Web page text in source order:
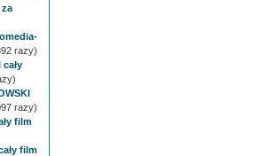
za
razy)
razy)
film
film